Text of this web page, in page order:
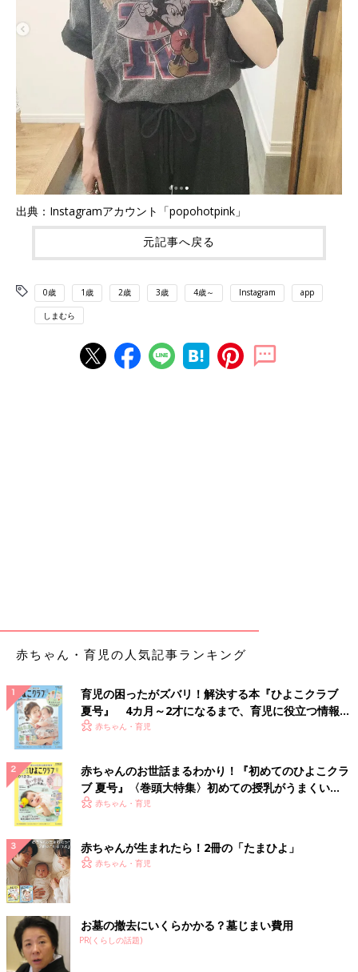
出典：Instagramアカウント「popohotpink」
元記事へ戻る
0歳 1歳 2歳 3歳 4歳～ Instagram app
しまむら
赤ちゃん・育児の人気記事ランキング
育児の困ったがズバリ！解決する本『ひよこクラブ
夏号』 4カ月～2才になるまで、育児に役立つ情報が
いっぱい！
赤ちゃん・育児
赤ちゃんのお世話まるわかり！『初めてのひよこクラ
ブ 夏号』〈巻頭大特集〉初めての授乳がうまくい
く！ おっぱい・ミルクの基本と夏のトラブル 解決テ
赤ちゃん・育児
赤ちゃんが生まれたら！2冊の「たまひよ」
赤ちゃん・育児
お墓の撤去にいくらかかる？墓じまい費用
PR(くらしの話題)